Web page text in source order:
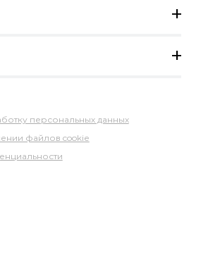
персональных данных
файлов cookie